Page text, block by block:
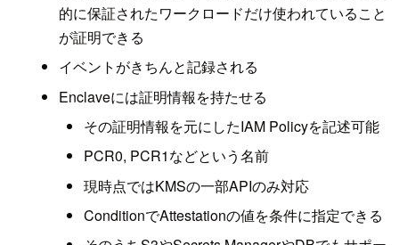
的に保証されたワークロードだけ使われていること
が証明できる
イベントがきちんと記録される
Enclaveには証明情報を持たせる
その証明情報を元にしたIAM Policyを記述可能
PCR0, PCR1などという名前
現時点ではKMSの一部APIのみ対応
ConditionでAttestationの値を条件に指定できる